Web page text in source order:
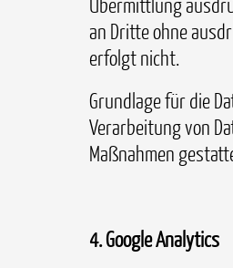
an Dritte ohne
erfolgt nicht.
Grundlage für die
Verarbeitung von
Maßnahmen
4. Google Analytics